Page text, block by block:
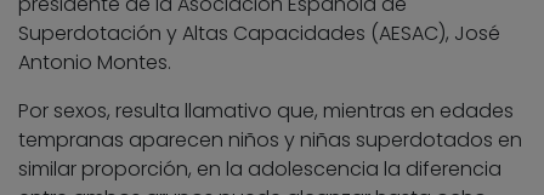
Superdotación y Altas Capacidades (AESAC), José
Antonio Montes.
Por sexos, resulta llamativo que, mientras en edades
tempranas aparecen niños y niñas superdotados en
similar proporción, en la adolescencia la diferencia